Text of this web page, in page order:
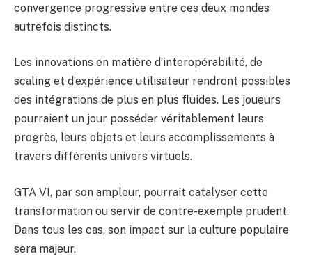
convergence progressive entre ces deux mondes
autrefois distincts.
Les innovations en matière d’interopérabilité, de
scaling et d’expérience utilisateur rendront possibles
des intégrations de plus en plus fluides. Les joueurs
pourraient un jour posséder véritablement leurs
progrès, leurs objets et leurs accomplissements à
travers différents univers virtuels.
GTA VI, par son ampleur, pourrait catalyser cette
transformation ou servir de contre-exemple prudent.
Dans tous les cas, son impact sur la culture populaire
sera majeur.